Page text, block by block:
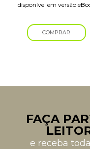
disponível em versão
COMPRAR
FAÇA
e receba